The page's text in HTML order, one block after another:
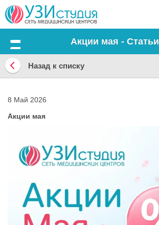
Меню
Акции мая - Статьи
Назад
к
списку
Назад к списку
8 Май 2026
Акции мая